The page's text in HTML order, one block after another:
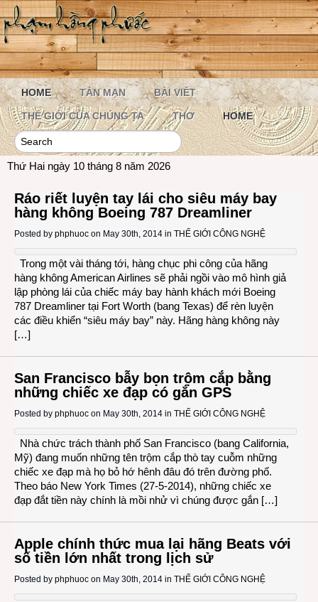
HOME TẢN MẠN BÀI VIẾT
THẾ GIỚI CỦA CHÚNG TA THƠ HOME
Thứ Hai ngày 10 tháng 8 năm 2026
Ráo riết luyện tay lái cho siêu máy bay
hàng không Boeing 787 Dreamliner
Posted by phphuoc on May 30th, 2014 in THẾ GIỚI CÔNG NGHỆ
Trong một vài tháng tới, hàng chục phi công của hãng
hàng không American Airlines sẽ phải ngồi vào mô hình giả
lập phòng lái của chiếc máy bay hành khách mới Boeing
787 Dreamliner tại Fort Worth (bang Texas) để rèn luyện
các điều khiển “siêu máy bay” này. Hãng hàng không này
[…]
San Francisco bẫy bọn trộm cắp bằng
những chiếc xe đạp có gắn GPS
Posted by phphuoc on May 30th, 2014 in THẾ GIỚI CÔNG NGHỆ
Nhà chức trách thành phố San Francisco (bang California,
Mỹ) đang muốn những tên trộm cắp thò tay cuỗm những
chiếc xe đạp mà họ bỏ hớ hênh đâu đó trên đường phố.
Theo báo New York Times (27-5-2014), những chiếc xe
đạp đắt tiền này chính là mồi nhử vì chúng được gắn […]
Apple chính thức mua lại hãng Beats với
số tiền lớn nhất trong lịch sử
Posted by phphuoc on May 30th, 2014 in THẾ GIỚI CÔNG NGHỆ